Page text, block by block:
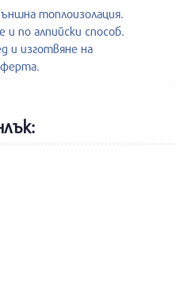
топлоизолация.
и по алпийски способ.
и изготвяне на